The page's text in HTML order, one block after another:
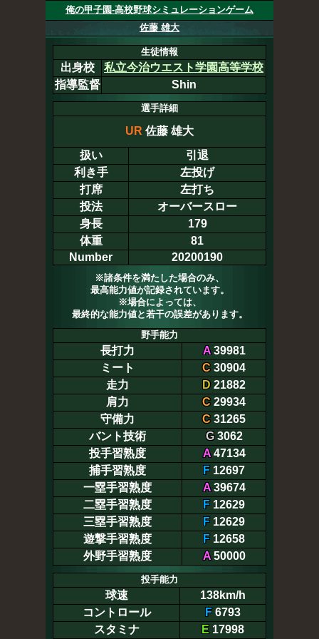
俺の甲子園-高校野球シミュレーションゲーム
佐藤 雄大
生徒情報
出身校
私立今治ウエスト学園高等学校
指導監督
Shin
選手詳細
UR 佐藤 雄大
扱い
引退
利き手
左投げ
打席
左打ち
投法
オーバースロー
身長
179
体重
81
Number
20200190
※諸条件を満たした場合のみ、
最高能力値が記録されています。
※場合によっては、
最終的な能力値と若干の誤差があります。
野手能力
長打力 A39981
ミート
C 30904
走力
D 21882
肩力
C 29934
守備力
C 31265
バント技術
G3062
投手習熟度
A47134
捕手習熟度
F 12697
一塁手習熟度
A39674
二塁手習熟度
F 12629
三塁手習熟度
F 12629
遊撃手習熟度
F 12658
外野手習熟度
A50000
投手能力
球速
138km/h
コントロール
F 6793
スタミナ
E 17998